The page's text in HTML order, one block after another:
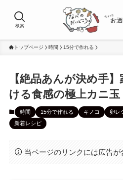
検索
トップページ 時間 15分で作れる
【絶品あんが決め手
ける食感の極上カニ玉
時間 15分で作れる キノコ 卵レ
新着レシピ
当ページのリンクには広告が